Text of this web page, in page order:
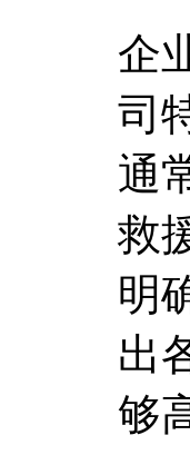
企
司
通
救
明
出
够